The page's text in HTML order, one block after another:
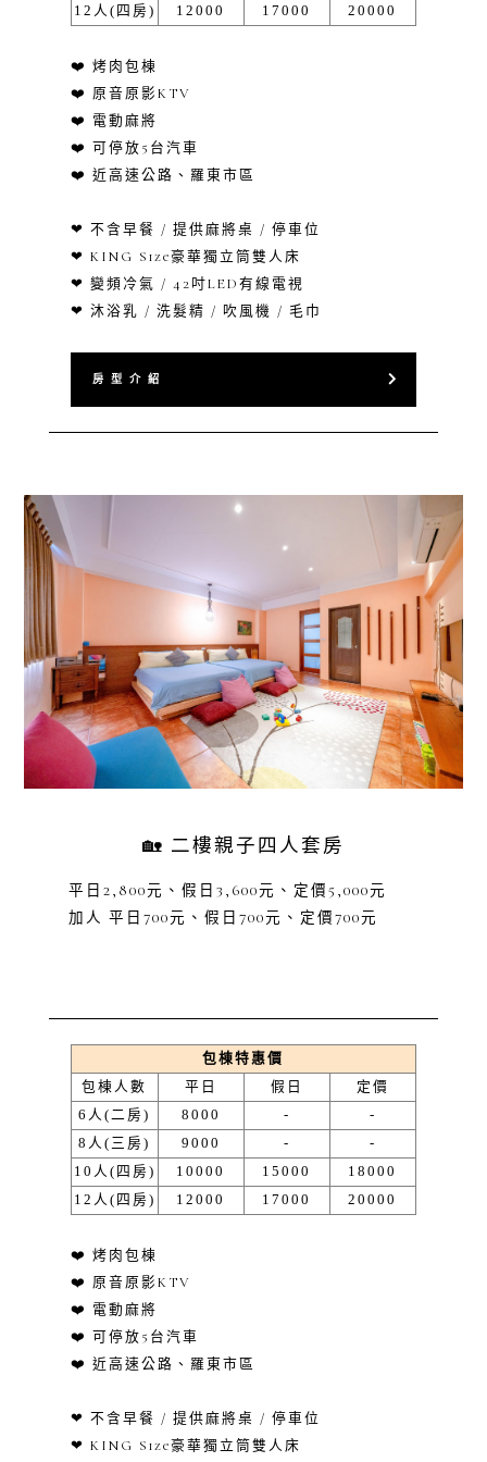
12人(四房) 12000 17000 20000
❤️ 烤肉包棟
❤️ 原音原影KTV
❤️ 電動麻將
❤️ 可停放5台汽車
❤️ 近高速公路、羅東市區
❤ 不含早餐 / 提供麻將桌 / 停車位
❤ KING Size豪華獨立筒雙人床
❤ 變頻冷氣 / 42吋LED有線電視
❤ 沐浴乳 / 洗髮精 / 吹風機 / 毛巾
房 型 介 紹
🏡 二樓親子四人套房
平日2,800元、假日3,600元、定價5,000元
加人 平日700元、假日700元、定價700元
包棟特惠價
包棟人數
平日 假日
定價
6人(二房)
8000 -
-
8人(三房)
9000 -
-
10人(四房)
10000 15000
18000
12人(四房)
12000 17000 20000
❤️ 烤肉包棟
❤️ 原音原影KTV
❤️ 電動麻將
❤️ 可停放5台汽車
❤️ 近高速公路、羅東市區
❤ 不含早餐 / 提供麻將桌 / 停車位
❤ KING Size豪華獨立筒雙人床